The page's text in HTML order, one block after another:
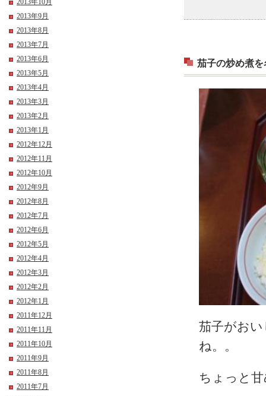
茄子の炒め煮
茄子がお
ね。。
ちょっと
2013年10月
2013年9月
2013年8月
2013年7月
2013年6月
2013年5月
2013年4月
2013年3月
2013年2月
2013年1月
2012年12月
2012年11月
2012年10月
2012年9月
2012年8月
2012年7月
2012年6月
2012年5月
2012年4月
2012年3月
2012年2月
2012年1月
2011年12月
2011年11月
2011年10月
2011年9月
2011年8月
2011年7月